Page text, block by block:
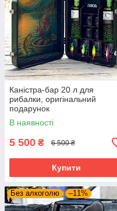
Каністра-бар 20 л для
рибалки, оригінальний
подарунок
В наявності
5 500 ₴ 6 500 ₴
Купити
Без алкоголю –11%